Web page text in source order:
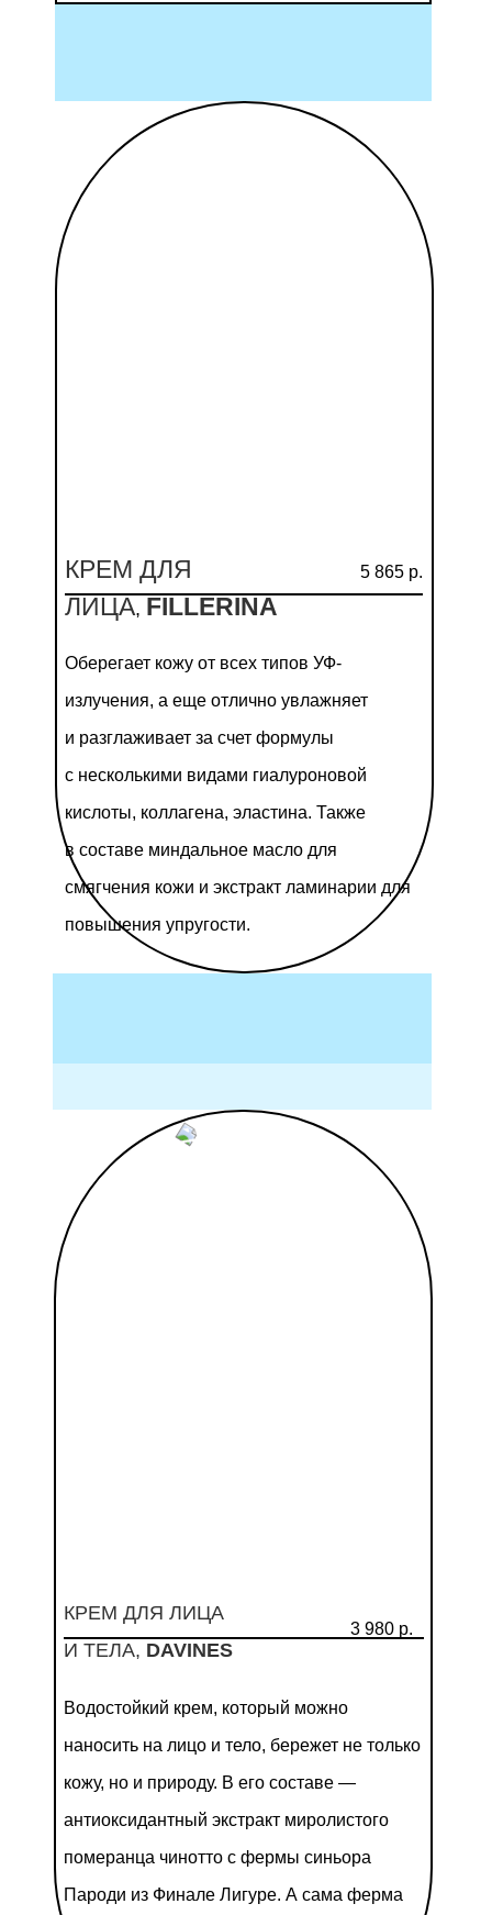
КРЕМ ДЛЯ
ЛИЦА, FILLERINA
5 865 р.
Оберегает кожу от всех типов УФ-
излучения, а еще отлично увлажняет
и разглаживает за счет формулы
с несколькими видами гиалуроновой
кислоты, коллагена, эластина. Также
в составе миндальное масло для
смягчения кожи и экстракт ламинарии для
повышения упругости.
КРЕМ ДЛЯ ЛИЦА
И ТЕЛА, DAVINES
3 980 р.
Водостойкий крем, который можно
наносить на лицо и тело, бережет не только
кожу, но и природу. В его составе —
антиоксидантный экстракт миролистого
померанца чинотто с фермы синьора
Пароди из Финале Лигуре. А сама ферма